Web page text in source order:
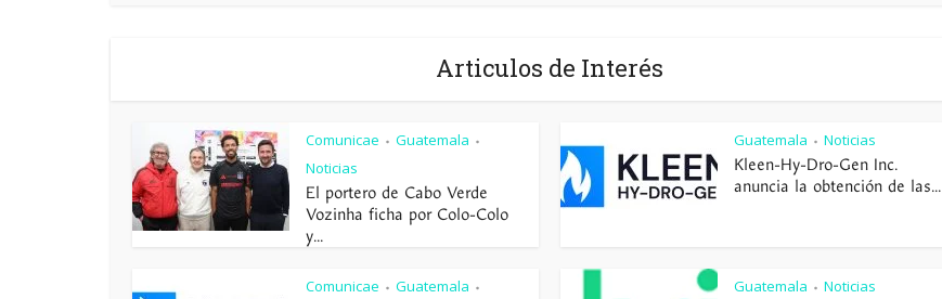
Articulos de Interés
Comunicae • Guatemala •
Noticias
El portero de Cabo Verde
Vozinha ficha por Colo-Colo
y...
Guatemala • Noticias
Kleen-Hy-Dro-Gen Inc.
anuncia la obtención de las...
Comunicae • Guatemala • Guatemala • Noticias